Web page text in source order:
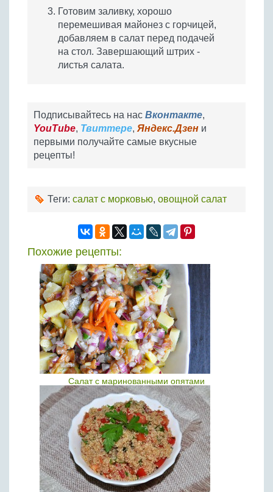
Готовим заливку, хорошо
перемешивая майонез с горчицей,
добавляем в салат перед подачей
на стол. Завершающий штрих -
листья салата.
Подписывайтесь на нас Вконтакте,
YouTube, Твиттере, Яндекс.Дзен и
первыми получайте самые вкусные
рецепты!
Теги: салат с морковью, овощной салат
Похожие рецепты:
Салат с маринованными опятами